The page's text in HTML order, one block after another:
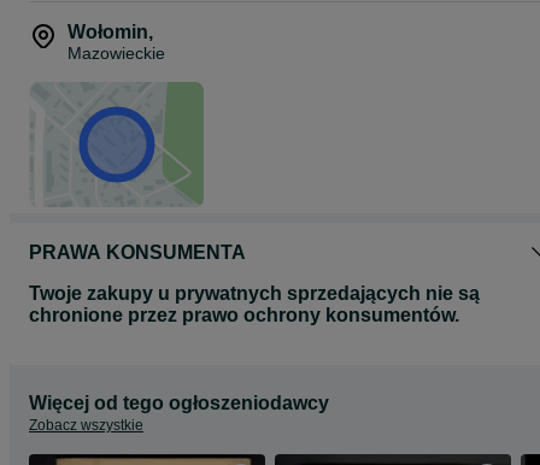
Wołomin,
Mazowieckie
PRAWA KONSUMENTA
Twoje zakupy u prywatnych sprzedających nie są
chronione przez prawo ochrony konsumentów.
Więcej od tego ogłoszeniodawcy
Zobacz wszystkie